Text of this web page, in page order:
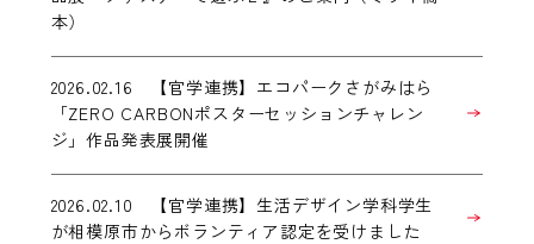
本）
2026.02.16 【官学連携】エコパークさがみはら
「ZERO CARBONポスターセッションチャレン
ジ」作品発表展開催
2026.02.10 【官学連携】生活デザイン学科学生
が相模原市からボランティア認定を受けました